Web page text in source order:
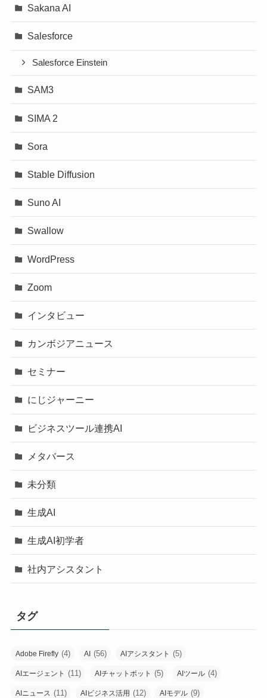
Sakana AI
Salesforce
Salesforce Einstein
SAM3
SIMA 2
Sora
Stable Diffusion
Suno AI
Swallow
WordPress
Zoom
インタビュー
カンボジアニュース
セミナー
にじジャーニー
ビジネスツール連携AI
メタバース
未分類
生成AI
生成AI初学者
社内アシスタント
タグ
Adobe Firefly (4) AI (56) AIアシスタント (5)
AIエージェント (11) AIチャットボット (5) AIツール (4)
AIニュース (11) AIビジネス活用 (12) AIモデル (9)